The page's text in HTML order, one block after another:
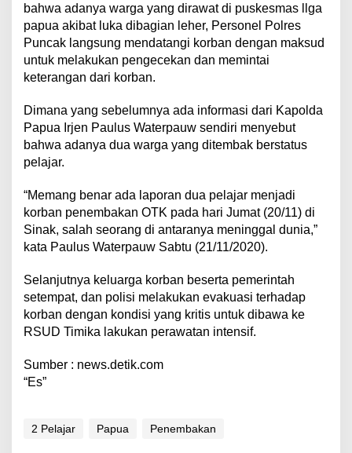
bahwa adanya warga yang dirawat di puskesmas llga
papua akibat luka dibagian leher, Personel Polres
Puncak langsung mendatangi korban dengan maksud
untuk melakukan pengecekan dan memintai
keterangan dari korban.
Dimana yang sebelumnya ada informasi dari Kapolda
Papua Irjen Paulus Waterpauw sendiri menyebut
bahwa adanya dua warga yang ditembak berstatus
pelajar.
“Memang benar ada laporan dua pelajar menjadi
korban penembakan OTK pada hari Jumat (20/11) di
Sinak, salah seorang di antaranya meninggal dunia,”
kata Paulus Waterpauw Sabtu (21/11/2020).
Selanjutnya keluarga korban beserta pemerintah
setempat, dan polisi melakukan evakuasi terhadap
korban dengan kondisi yang kritis untuk dibawa ke
RSUD Timika lakukan perawatan intensif.
Sumber : news.detik.com
“Es”
2 Pelajar Papua Penembakan